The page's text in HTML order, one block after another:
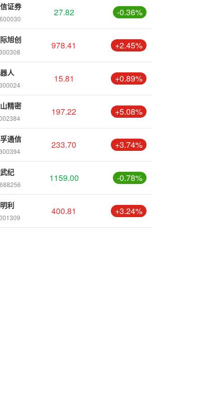
证券 27.82 -0.36%
旭创 978.41 +2.45%
人 15.81 +0.89%
精密 197.22 +5.08%
通信 233.70 +3.74%
纪 1159.00 -0.78%
利 400.81 +3.24%